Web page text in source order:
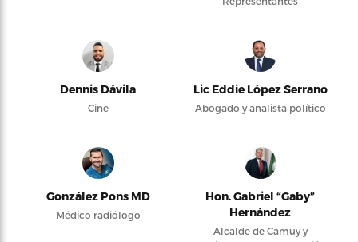
Dennis Dávila
Cine
Lic Eddie López Serrano
Abogado y analista político
González Pons MD
Médico radiólogo
Hon. Gabriel “Gaby”
Hernández
Alcalde de Camuy y